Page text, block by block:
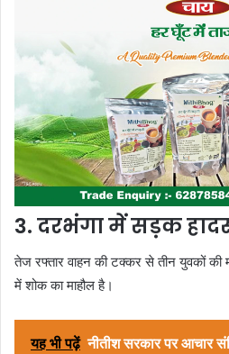
3. दरभंगा में सड़क
तेज रफ्तार वाहन की टक्कर से तीन युवकों की
में शोक का माहौल है।
यह भी पढ़ें नीतीश सरकार पर आचार